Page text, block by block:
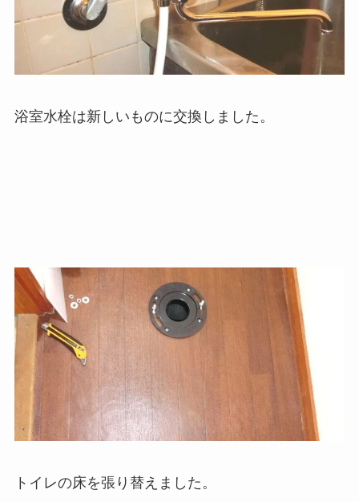
浴室水栓は新しいものに交換しました。
トイレの床を張り替えました。